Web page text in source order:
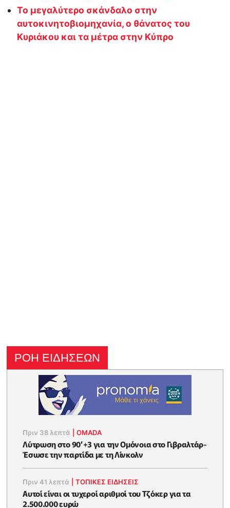
Το μεγαλύτερο σκάνδαλο στην
αυτοκινητοβιομηχανία, ο θάνατος του
Κυριάκου και τα μέτρα στην Κύπρο
ΡΟΗ ΕΙΔΗΣΕΩΝ
Πριν 38 λεπτά |OMADA
Λύτρωση στο 90’+3 για την Ομόνοια στο Γιβραλτάρ-
Έσωσε την παρτίδα με τη Λίνκολν
Πριν 41 λεπτά |ΤΟΠΙΚΕΣ ΕΙΔΗΣΕΙΣ
Αυτοί είναι οι τυχεροί αριθμοί του Τζόκερ για τα
2.500.000 ευρώ